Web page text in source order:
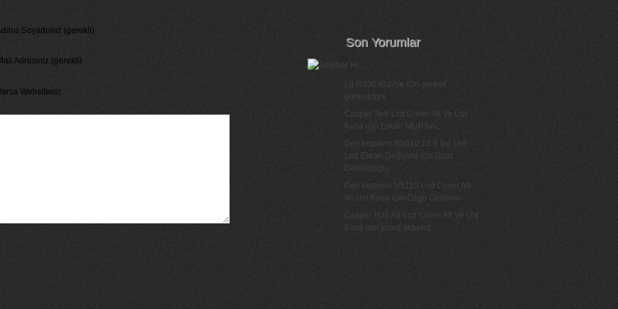
Soyadonız (gerekli)
Adresiniz (gerekli)
Websiteniz
Son Yorumlar
Lg R400 Klavye için
şevket
güneykaya
Casper Tw8 Lcd Cover Alt Ve Üst
Kasa
için
Erkan MURSAL
Dell Inspiron N5010 15.6 İnç Lcd
Led Ekran Değişimi
Suat
Demircioğlu
Dell İnspiron N5110 Lcd Cover Alt
Ve Üst Kasa
için
Özge Özdemir
Casper H36 Ati Lcd Cover Alt Ve Üst
Kasa
için yusuf akbulut